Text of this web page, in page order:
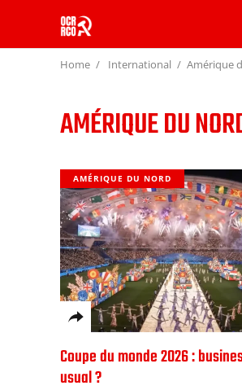
Home International Amérique
AMÉRIQUE DU
AMÉRIQUE DU NORD
Coupe du monde 2026 :
usual ?